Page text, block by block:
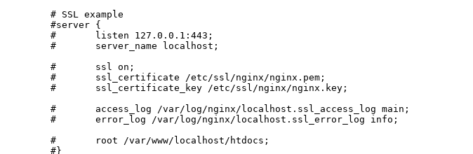
        # SSL example
        #server {
        #       listen 127.0.0.1:443;
        #       server_name localhost;
        #       ssl on;
        #       ssl_certificate /etc/ssl/nginx/nginx.pem;
        #       ssl_certificate_key /etc/ssl/nginx/nginx.key;
        #       access_log /var/log/nginx/localhost.ssl_access_log main;
        #       error_log /var/log/nginx/localhost.ssl_error_log info;
        #       root /var/www/localhost/htdocs;
        #}